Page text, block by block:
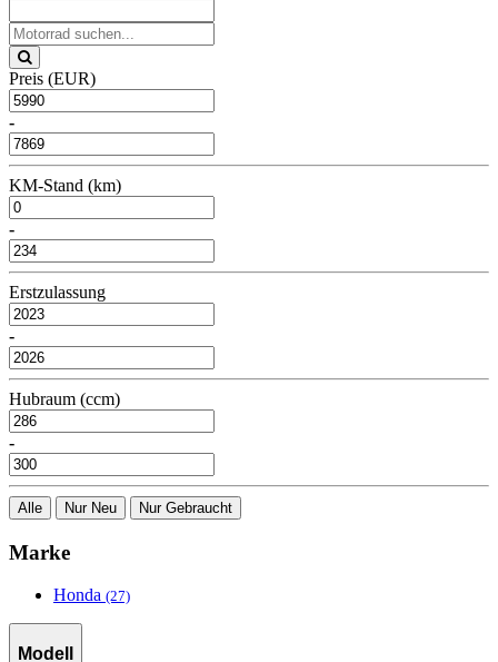
Preis (EUR)
-
KM-Stand (km)
-
Erstzulassung
-
Hubraum (ccm)
-
Alle Nur Neu Nur Gebraucht
Marke
Honda (27)
Modell